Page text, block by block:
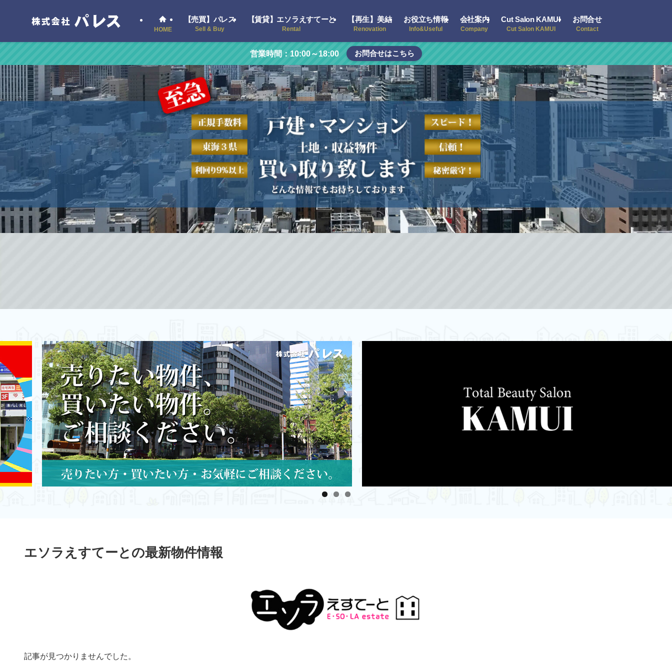
HOME
【売買】パレス
Sell & Buy
【賃貸】エソラえすてーと
Rental
【再生】美結
Renovation
お役立ち情報
Info&Useful
会社案内
Company
Cut Salon KAMUI
Cut Salon KAMUI
お問合せ
Contact
営業時間：10:00～18:00 お問合せはこちら
エソラえすてーとの最新物件情報
記事が見つかりませんでした。